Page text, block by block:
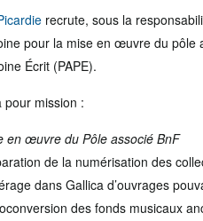
recrute, sous la
pour la mise en œuvre du pôle
Écrit (PAPE).
pour mission :
en œuvre du Pôle associé BnF
de la numérisation des
dans Gallica d’ouvrages
des fonds musicaux